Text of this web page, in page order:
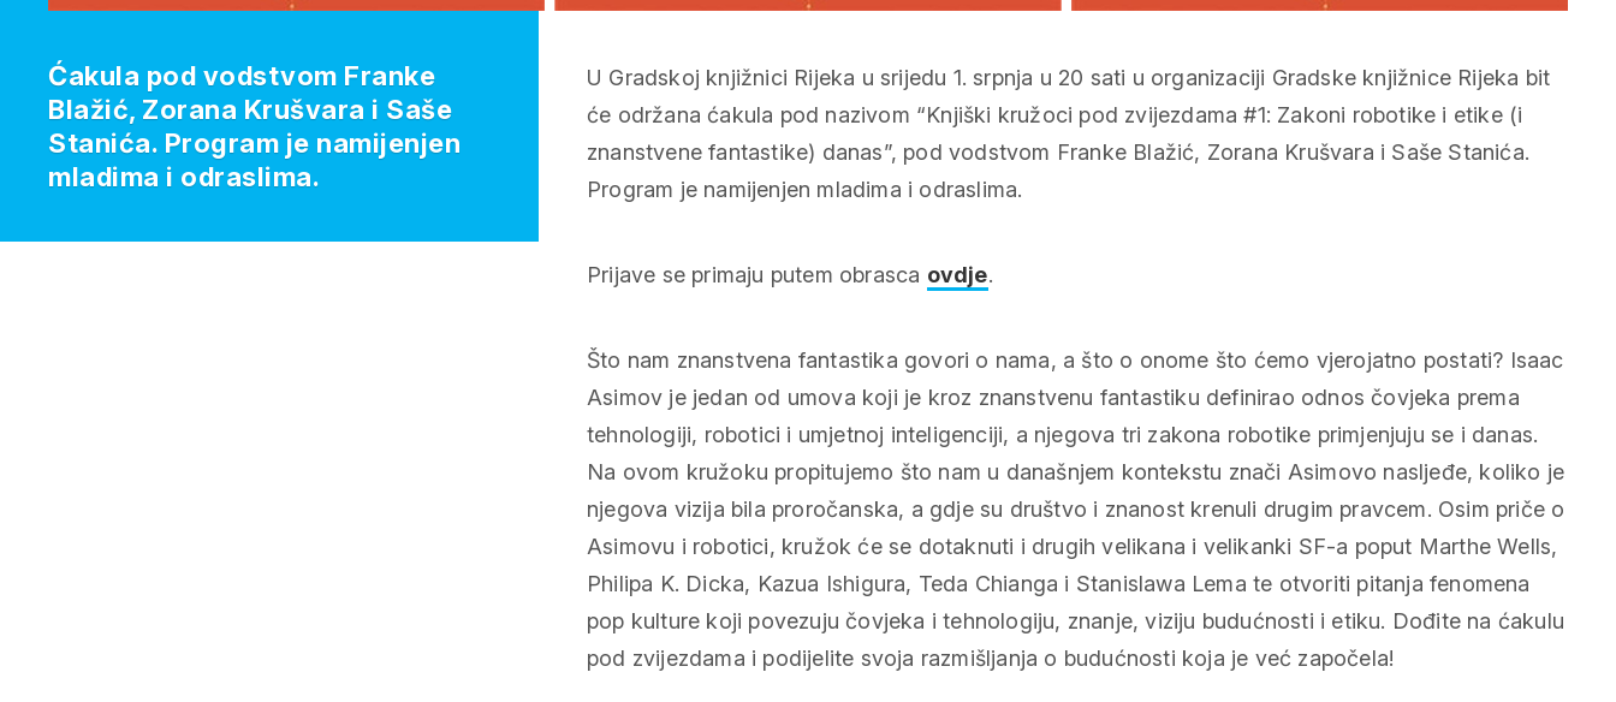
U Gradskoj knjižnici Rijeka u srijedu 1. srpnja u 20 sati u organizaciji Gradske knjižnice Rijeka bit
će održana ćakula pod nazivom “Knjiški kružoci pod zvijezdama #1: Zakoni robotike i etike (i
znanstvene fantastike) danas”, pod vodstvom Franke Blažić, Zorana Krušvara i Saše Stanića.
Program je namijenjen mladima i odraslima.
Prijave se primaju putem obrasca ovdje.
Što nam znanstvena fantastika govori o nama, a što o onome što ćemo vjerojatno postati? Isaac
Asimov je jedan od umova koji je kroz znanstvenu fantastiku definirao odnos čovjeka prema
tehnologiji, robotici i umjetnoj inteligenciji, a njegova tri zakona robotike primjenjuju se i danas.
Na ovom kružoku propitujemo što nam u današnjem kontekstu znači Asimovo nasljeđe, koliko je
njegova vizija bila proročanska, a gdje su društvo i znanost krenuli drugim pravcem. Osim priče o
Asimovu i robotici, kružok će se dotaknuti i drugih velikana i velikanki SF-a poput Marthe Wells,
Philipa K. Dicka, Kazua Ishigura, Teda Chianga i Stanislawa Lema te otvoriti pitanja fenomena
pop kulture koji povezuju čovjeka i tehnologiju, znanje, viziju budućnosti i etiku. Dođite na ćakulu
pod zvijezdama i podijelite svoja razmišljanja o budućnosti koja je već započela!
Ćakula pod vodstvom Franke
Blažić, Zorana Krušvara i Saše
Stanića. Program je namijenjen
mladima i odraslima.